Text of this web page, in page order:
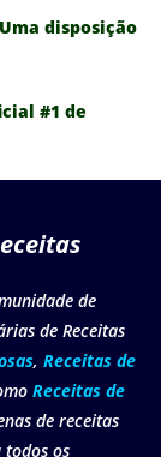
disposição
#1 de
de
de Receitas
, Receitas de
Receitas de
de receitas
todos os